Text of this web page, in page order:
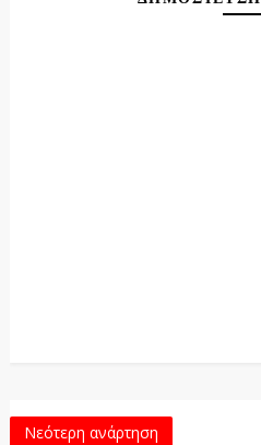
Νεότερη ανάρτηση